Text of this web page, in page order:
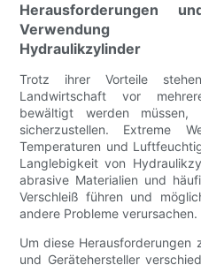
Herausforderungen
Verwendung
Hydraulikzylinder
Trotz ihrer Vorteile
Landwirtschaft vor
bewältigt werden
sicherzustellen. Extreme
Temperaturen und
Langlebigkeit von
abrasive Materialien und
Verschleiß führen und
andere Probleme verursachen.
Um diese Herausforderungen
und Gerätehersteller